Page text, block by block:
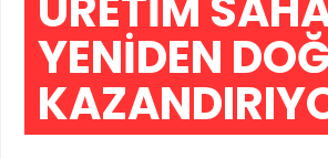
YENİDEN